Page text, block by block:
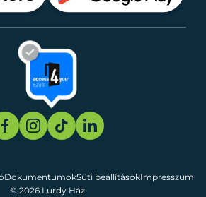
© 2026 Lurdy Ház
DokumentumokSüti beállításokImpresszum